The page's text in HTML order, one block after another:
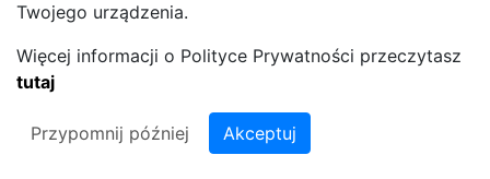
© 2026 Polska Włoska Izba Gospodarcza - Polska Włoska Izba
Twojego urządzenia.
Więcej informacji o Polityce Prywatności przeczytasz
tutaj
Przypomnij później Akceptuj